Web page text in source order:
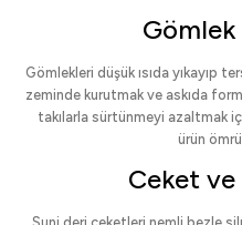
Gömlekleri düşük ısıda yıkayıp
zeminde kurutmak ve askıda
takılarla sürtünmeyi azaltmak
ürün
Ceket